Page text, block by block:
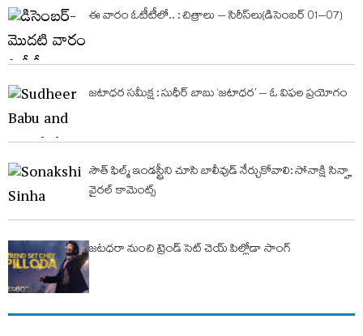
ఈ వారం ఓటీటీలో.. : చిత్రాలు – సిరీస్​లు(డిసెంబర్ 01–07)
జటాధర సమీక్ష : సుధీర్‌ బాబు ‘జటాధర’ – ఓ విఫల ప్రయోగం
సౌత్ ఫిల్మ్ ఇండస్ట్రీని చూసి బాలీవుడ్ నేర్చుకోవాలి: సోనాక్షి సిన్హా
వైరల్ కామెంట్స్
జటధరా నుంచి ట్రెండ్ సెట్ చెయ్ పిల్లోడా సాంగ్